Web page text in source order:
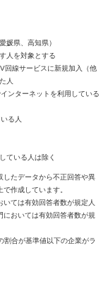
媛県、高知県）
人を対象とする
回線サービスに新規加入（他
人
ンターネットを利用している
る人
ている人は除く
たデータから不正回答や異
作成しています。
ては有効回答者数が規定人
おいては有効回答者数が規
合が基準値以下の企業がラ